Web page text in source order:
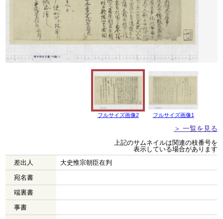
フルサイズ画像2 フルサイズ画像1
＞ 一覧を見る
上記のサムネイルは関連の枝番号を
表示している場合があります
差出人
大史惟宗朝臣在判
宛名書
端裏書
事書